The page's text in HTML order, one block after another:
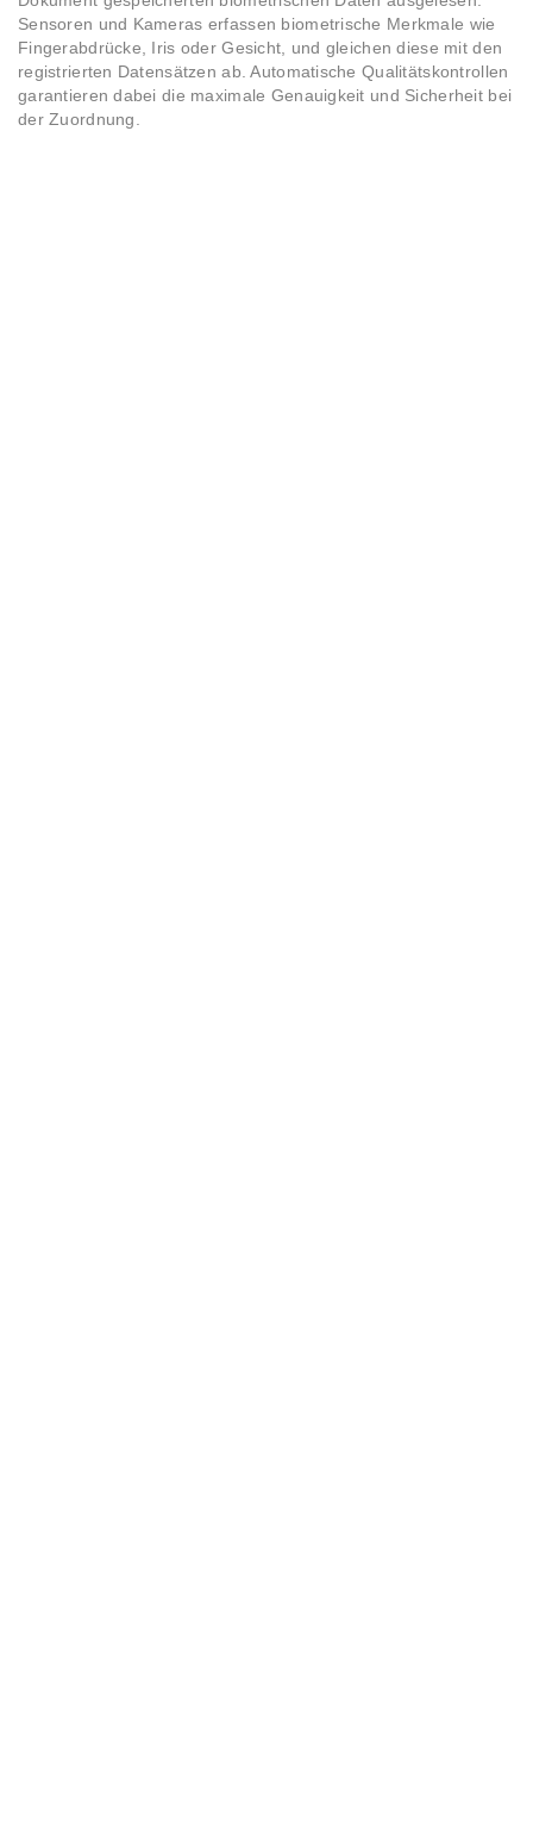
Sensoren und Kameras erfassen biometrische Merkmale wie
Fingerabdrücke, Iris oder Gesicht, und gleichen diese mit den
registrierten Datensätzen ab. Automatische Qualitätskontrollen
garantieren dabei die maximale Genauigkeit und Sicherheit bei
der Zuordnung.